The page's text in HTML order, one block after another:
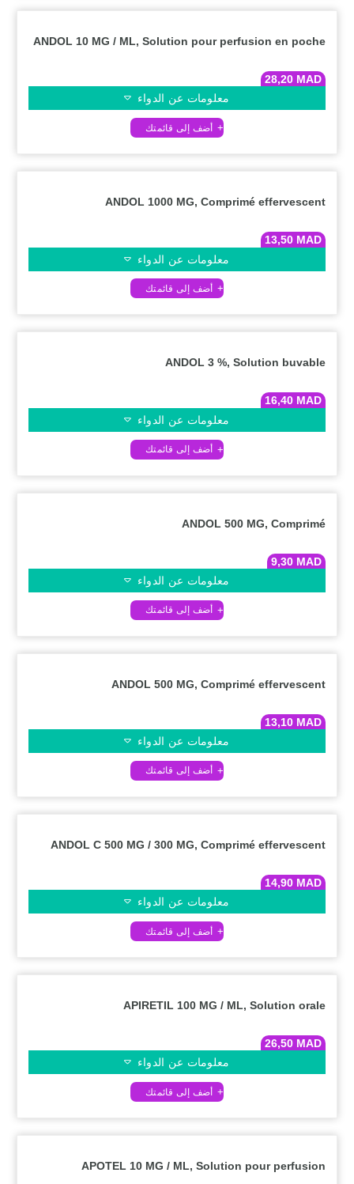
ANDOL 10 MG / ML, Solution pour perfusion en poche
28,20 MAD
معلومات عن الدواء
ANDOL 1000 MG, Comprimé effervescent
13,50 MAD
معلومات عن الدواء
ANDOL 3 %, Solution buvable
16,40 MAD
معلومات عن الدواء
ANDOL 500 MG, Comprimé
9,30 MAD
معلومات عن الدواء
ANDOL 500 MG, Comprimé effervescent
13,10 MAD
معلومات عن الدواء
ANDOL C 500 MG / 300 MG, Comprimé effervescent
14,90 MAD
معلومات عن الدواء
APIRETIL 100 MG / ML, Solution orale
26,50 MAD
معلومات عن الدواء
APOTEL 10 MG / ML, Solution pour perfusion